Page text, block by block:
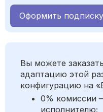
Оформить
Вы можете
адаптацию этой
конфигурацию на
0% комиссии
исполнителю;